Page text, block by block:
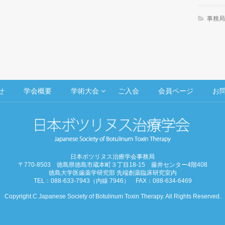
事務
学会概要 学術大会 ご入会 会員ページ お
日本ボツリヌス治療学会事務局
〒770-8503 徳島県徳島市蔵本町３丁目18-15 藤井センター4階408
徳島大学医歯薬学研究部 先端創薬臨床研究室内
TEL：088-633-7943（内線 7946） FAX：088-634-6469
Copyright C Japanese Society of Botulinum Toxin Therapy. All Rights Reserved.